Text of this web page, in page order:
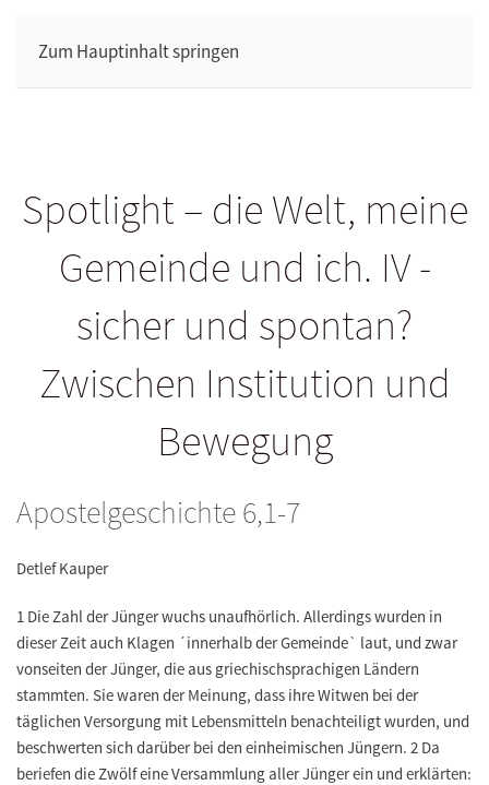
Zum Hauptinhalt springen
Spotlight – die Welt, meine
Gemeinde und ich. IV -
sicher und spontan?
Zwischen Institution und
Bewegung
Apostelgeschichte 6,1-7
Detlef Kauper
1 Die Zahl der Jünger wuchs unaufhörlich. Allerdings wurden in
dieser Zeit auch Klagen ´innerhalb der Gemeinde` laut, und zwar
vonseiten der Jünger, die aus griechischsprachigen Ländern
stammten. Sie waren der Meinung, dass ihre Witwen bei der
täglichen Versorgung mit Lebensmitteln benachteiligt wurden, und
beschwerten sich darüber bei den einheimischen Jüngern. 2 Da
beriefen die Zwölf eine Versammlung aller Jünger ein und erklärten: